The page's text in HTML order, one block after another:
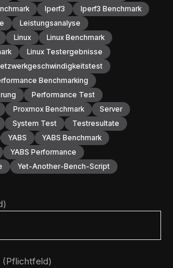
Iperf3
Iperf3 Benchmark
Leistungsanalyse
Linux
Linux Benchmark
Linux Testergebnisse
Benchmarking
Performance Test
Proxmox Benchmark
Server
System Test
Testresultate
YABS
YABS Benchmark
YABS Performance
Yet-Another-Bench-Script
(Pflichtfeld)